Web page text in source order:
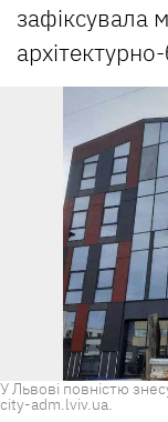
зафіксувала
У Львові повністю
city-adm.lviv.ua.